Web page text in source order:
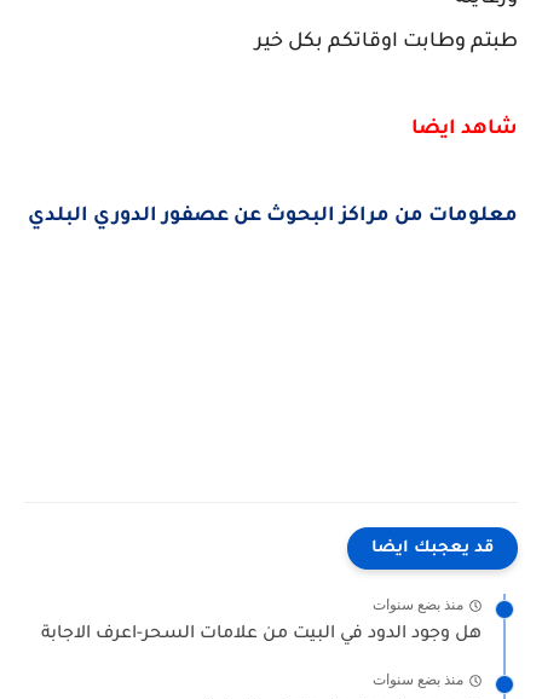
طبتم وطابت اوقاتكم بكل خير
شاهد ايضا
معلومات من مراكز البحوث عن عصفور الدوري البلدي
قد يعجبك ايضا
منذ بضع سنوات
هل وجود الدود في البيت من علامات السحر-اعرف الاجابة
منذ بضع سنوات